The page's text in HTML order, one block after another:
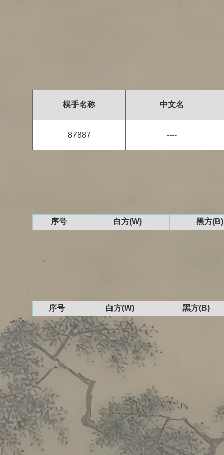
棋手名称 中文名
87887 ----
序号 白方(W) 黑方(B)
序号 白方(W) 黑方(B)